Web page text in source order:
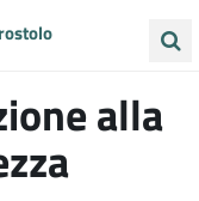
VEZZANO alla